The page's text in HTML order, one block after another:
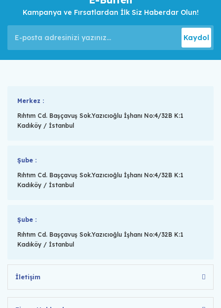
Kampanya ve Fırsatlardan İlk Siz Haberdar Olun!
Kaydol
Merkez :
Rıhtım Cd. Başçavuş Sok.Yazıcıoğlu İşhanı No:4/32B K:1
Kadıköy / İstanbul
Şube :
Rıhtım Cd. Başçavuş Sok.Yazıcıoğlu İşhanı No:4/32B K:1
Kadıköy / İstanbul
Şube :
Rıhtım Cd. Başçavuş Sok.Yazıcıoğlu İşhanı No:4/32B K:1
Kadıköy / İstanbul
İletişim